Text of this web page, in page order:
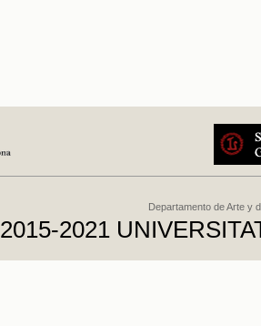
Departamento de Arte y
2015-2021